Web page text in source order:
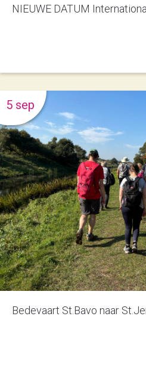
NIEUWE DATUM
Bedevaart St.Bavo naar
5 sep